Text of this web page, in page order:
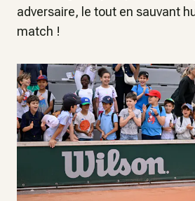
adversaire, le tout en sauvant
match !